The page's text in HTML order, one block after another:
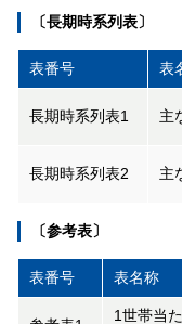
〔長期時系列表〕
表番号 表
長期時系列表1 主
長期時系列表2 主
〔参考表〕
表番号 表名称
1世帯当